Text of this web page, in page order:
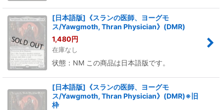
[日本語版]《スランの医師、ヨーグモ
ス/Yawgmoth, Thran Physician》(DMR)
1,480円
在庫なし
状態：NM この商品は日本語版です。
[日本語版]《スランの医師、ヨーグモ
ス/Yawgmoth, Thran Physician》(DMR)※旧
枠